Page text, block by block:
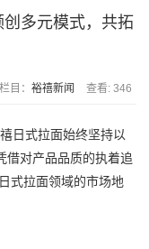
多元模式，共拓
栏目： 裕禧新闻 查看: 346
日式拉面始终坚持以
借对产品品质的执着追
式拉面领域的市场地